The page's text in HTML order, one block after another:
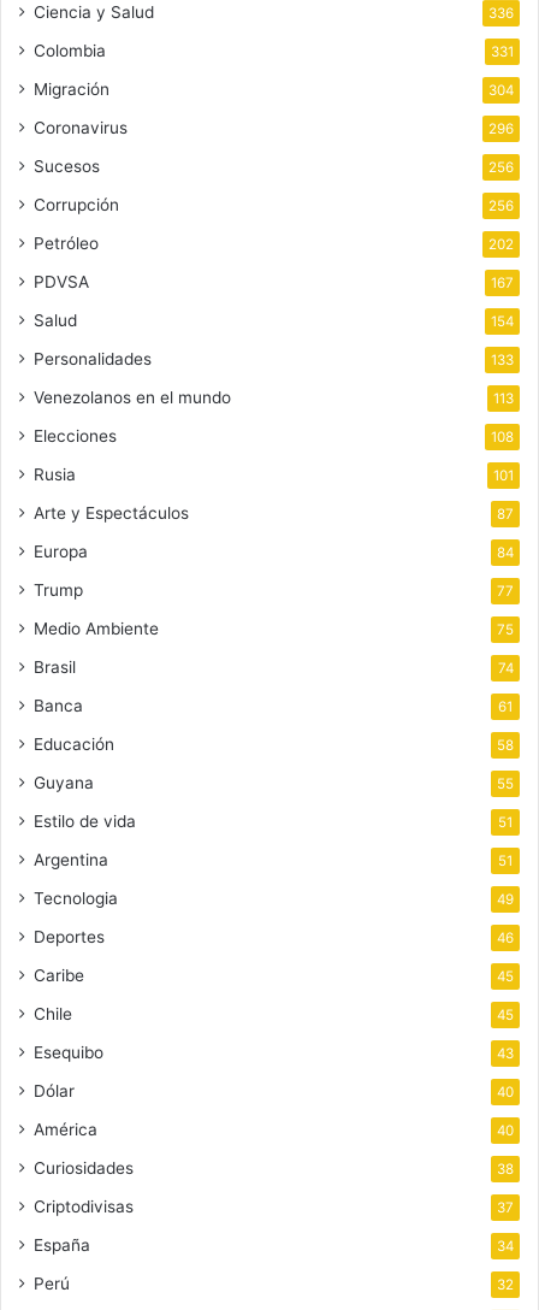
Ciencia y Salud 336
Colombia 331
Migración 304
Coronavirus 296
Sucesos 256
Corrupción 256
Petróleo 202
PDVSA 167
Salud 154
Personalidades 133
Venezolanos en el mundo 113
Elecciones 108
Rusia 101
Arte y Espectáculos 87
Europa 84
Trump 77
Medio Ambiente 75
Brasil 74
Banca 61
Educación 58
Guyana 55
Estilo de vida 51
Argentina 51
Tecnologia 49
Deportes 46
Caribe 45
Chile 45
Esequibo 43
Dólar 40
América 40
Curiosidades 38
Criptodivisas 37
España 34
Perú 32